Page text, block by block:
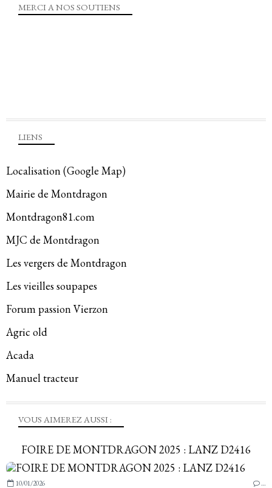
VOUS AIMEREZ AUSSI :
FOIRE DE MONTDRAGON 2025 : LANZ D2416
10/01/2026 …
LIENS
Localisation (Google Map)
Mairie de Montdragon
Montdragon81.com
MJC de Montdragon
Les vergers de Montdragon
Les vieilles soupapes
Forum passion Vierzon
Agric old
Acada
Manuel tracteur
MERCI A NOS SOUTIENS